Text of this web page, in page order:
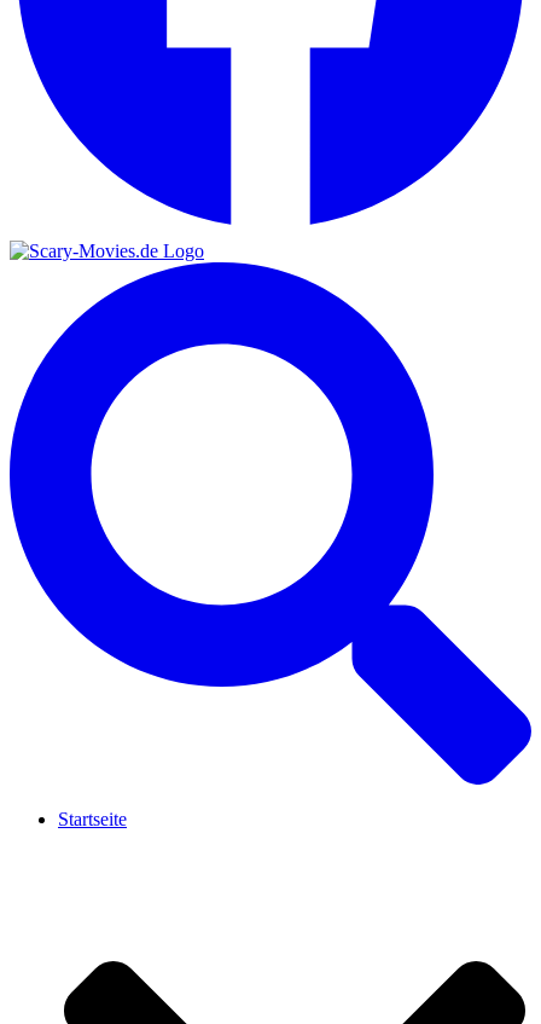
Startseite